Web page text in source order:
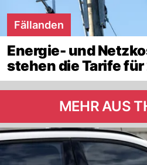
Fällanden
Energie- und
stehen die Tarife
MEHR AUS